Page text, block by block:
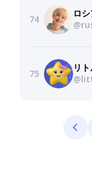
74
75